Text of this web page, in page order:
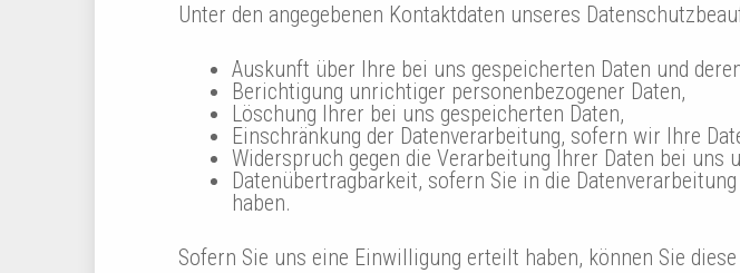
Unter den angegebenen Kontaktdaten unseres
Auskunft über Ihre bei uns gespeicherten Daten und
Berichtigung unrichtiger personenbezogener Daten,
Löschung Ihrer bei uns gespeicherten Daten,
Einschränkung der Datenverarbeitung, sofern wir Ihre
Widerspruch gegen die Verarbeitung Ihrer Daten bei uns
Datenübertragbarkeit, sofern Sie in die
haben.
Sofern Sie uns eine Einwilligung erteilt haben, können Sie